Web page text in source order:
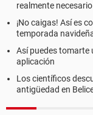
realmente
¡No caigas! Así es
temporada
Así puedes tomarte
aplicación
Los científicos
antigüedad en